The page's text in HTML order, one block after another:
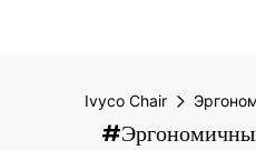
Ivyco Chair